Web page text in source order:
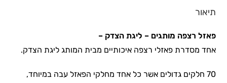
תיאור
פאזל רצפה מותגים – ליגת הצדק –
אחד מסדרת פאזלי רצפה איכותיים מבית המותג ליגת הצדק.
70 חלקים גדולים אשר כל אחד מחלקי הפאזל עבה במיוחד,